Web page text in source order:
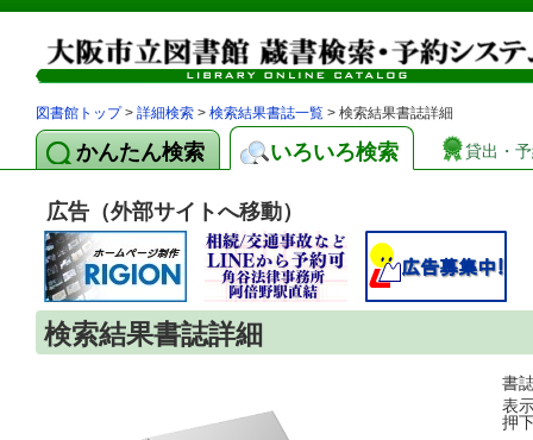
図書館トップ> 詳細検索 > 検索結果書誌一覧 > 検索結果書誌詳細
かんたん検索 いろいろ検索 貸出・
広告（外部サイトへ移動）
検索結果書誌詳細
書
表
押